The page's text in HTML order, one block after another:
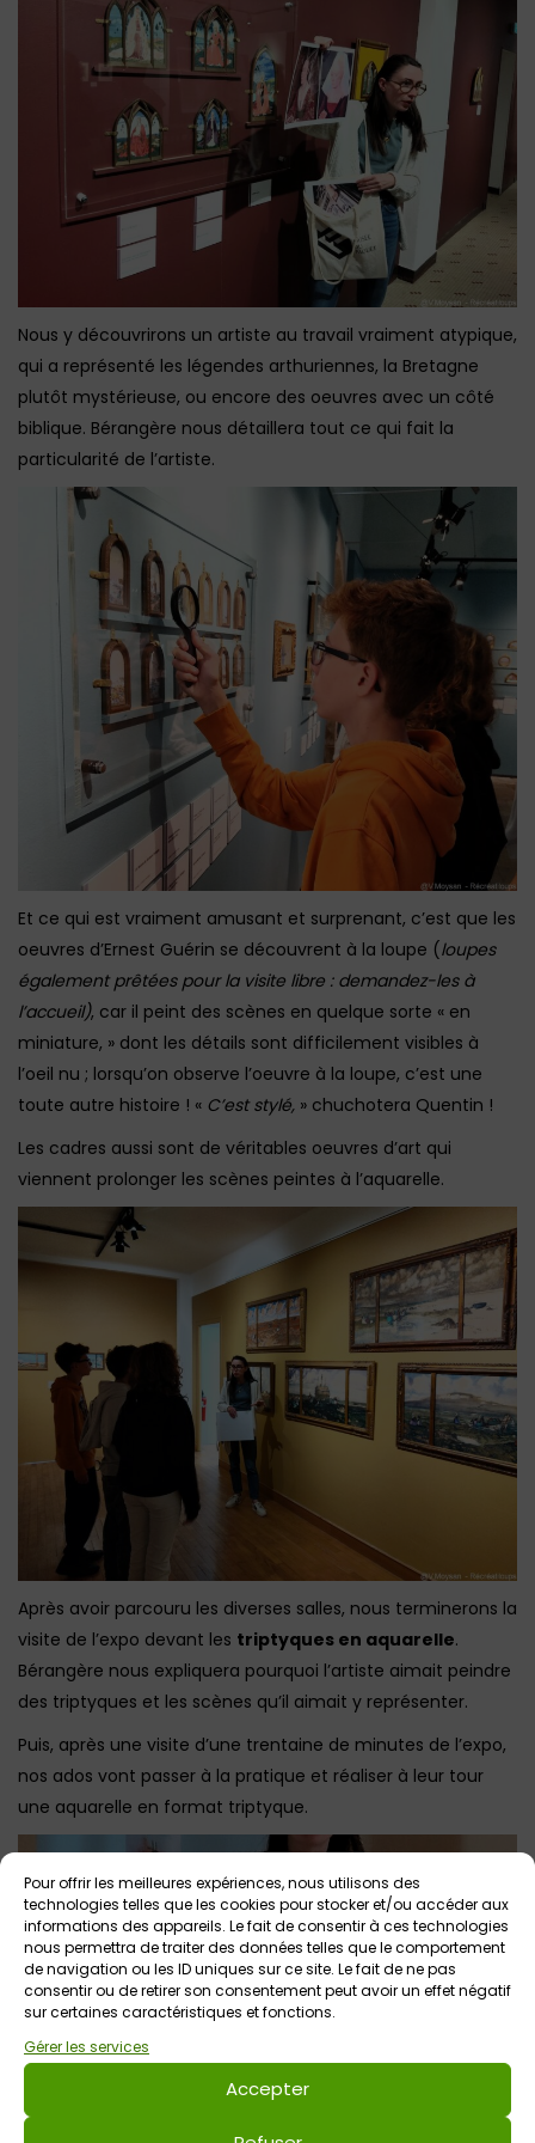
Pour offrir les meilleures expériences, nous utilisons des
technologies telles que les cookies pour stocker et/ou accéder aux
informations des appareils. Le fait de consentir à ces technologies
nous permettra de traiter des données telles que le comportement
de navigation ou les ID uniques sur ce site. Le fait de ne pas
consentir ou de retirer son consentement peut avoir un effet négatif
sur certaines caractéristiques et fonctions.
Gérer les services
Accepter
Nous y découvrirons un artiste au travail vraiment atypique,
qui a représenté les légendes arthuriennes, la Bretagne
plutôt mystérieuse, ou encore des oeuvres avec un côté
biblique. Bérangère nous détaillera tout ce qui fait la
particularité de l’artiste.
Et ce qui est vraiment amusant et surprenant, c’est que les
oeuvres d’Ernest Guérin se découvrent à la loupe (loupes
également prêtées pour la visite libre : demandez-les à
l’accueil), car il peint des scènes en quelque sorte « en
miniature, » dont les détails sont difficilement visibles à
l’oeil nu ; lorsqu’on observe l’oeuvre à la loupe, c’est une
toute autre histoire ! « C’est stylé, » chuchotera Quentin !
Les cadres aussi sont de véritables oeuvres d’art qui
viennent prolonger les scènes peintes à l’aquarelle.
Après avoir parcouru les diverses salles, nous terminerons la
visite de l’expo devant les triptyques en aquarelle.
Bérangère nous expliquera pourquoi l’artiste aimait peindre
des triptyques et les scènes qu’il aimait y représenter.
Puis, après une visite d’une trentaine de minutes de l’expo,
nos ados vont passer à la pratique et réaliser à leur tour
une aquarelle en format triptyque.